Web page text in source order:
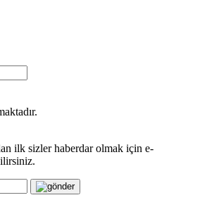
ilk sizler haberdar olmak için e-